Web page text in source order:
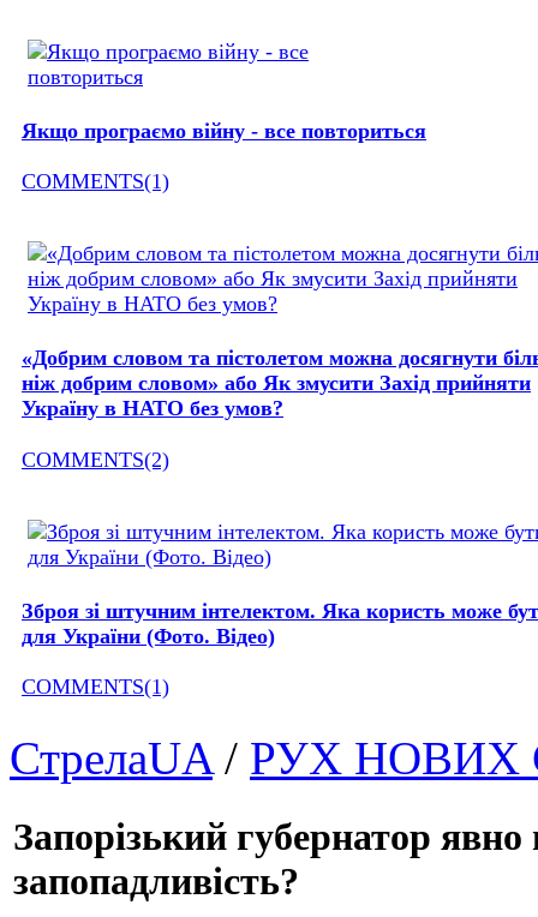
Якщо програємо війну - все повториться
COMMENTS(1)
«Добрим словом та пістолетом можна досягнути
ніж добрим словом» або Як змусити Захід прийняти
Україну в НАТО без умов?
COMMENTS(2)
Зброя зі штучним інтелектом. Яка користь може
для України (Фото. Відео)
COMMENTS(1)
СтрелаUA/ РУХ НОВИХ
Запорізький губернатор
запопадливість?